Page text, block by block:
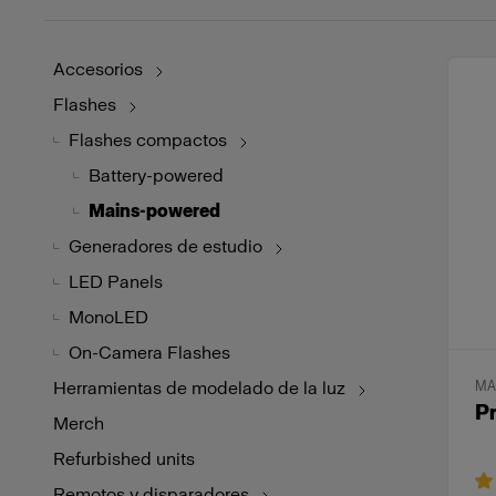
Accesorios
Flashes
Flashes compactos
Battery-powered
Mains-powered
Generadores de estudio
LED Panels
MonoLED
On-Camera Flashes
Herramientas de modelado de la luz
Merch
Refurbished units